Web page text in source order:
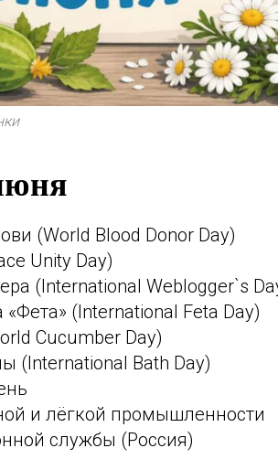
(World Blood Donor Day)
Unity Day)
(International Weblogger`s
(International Feta Day)
Cucumber Day)
(International Bath Day)
и лёгкой промышленности
службы (Россия)